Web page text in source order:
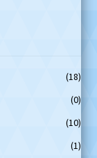
(18)
(0)
(10)
(1)